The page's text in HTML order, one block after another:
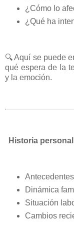
¿Cómo lo
¿Qué ha
🔍Aquí se puede
qué espera de la
y la emoción.
Historia
Dinámica
Situación
Cambios